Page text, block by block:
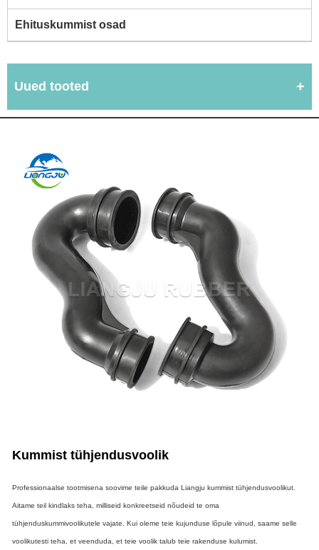
Ehituskummist osad
Uued tooted
Kummist tühjendusvoolik
Professionaalse tootmisena soovime teile pakkuda Liangju kummist tühjendusvoolikut.
Aitame teil kindlaks teha, milliseid konkreetseid nõudeid te oma
tühjenduskummivoolikutele vajate. Kui oleme teie kujunduse lõpule viinud, saame selle
voolikutesti teha, et veenduda, et teie voolik talub teie rakenduse kulumist.